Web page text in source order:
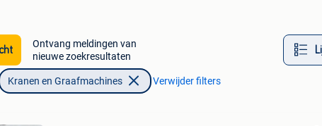
Ontvang meldingen van
nieuwe zoekresultaten
Kranen en Graafmachines Verwijder filters